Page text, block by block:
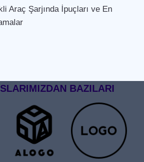
Araç Şarjında İpuçları ve En
BAZILARI